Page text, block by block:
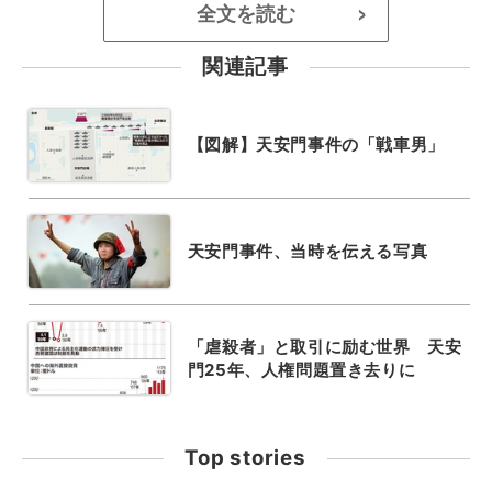
全文を読む >
関連記事
【図解】天安門事件の「戦車男」
天安門事件、当時を伝える写真
「虐殺者」と取引に励む世界 天安
門25年、人権問題置き去りに
Top stories